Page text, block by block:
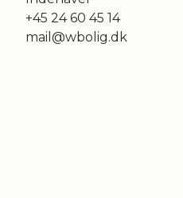
+45 24 60 45 14
mail@wbolig.dk